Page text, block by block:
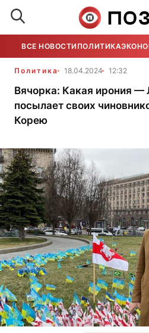
ВСЕ НОВОСТИ ПОЛИТИКА
Политика 18.04.2024 12:32
Вячорка: Какая ирония —
посылает своих
Корею